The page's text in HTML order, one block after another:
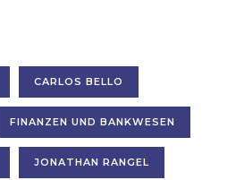
CARLOS BELLO
FINANZEN UND BANKWESEN
JONATHAN RANGEL